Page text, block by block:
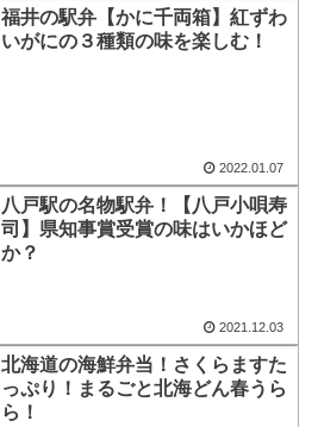
福井の駅弁【かに千両箱】紅ずわ
いがにの３種類の味を楽しむ！
2022.01.07
八戸駅の名物駅弁！【八戸小唄寿
司】県知事賞受賞の味はいかほど
か？
2021.12.03
北海道の海鮮弁当！さくらますた
っぷり！まるごと北海どん春うら
ら！